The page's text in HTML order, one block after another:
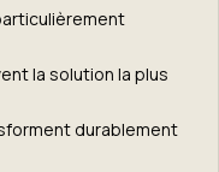
la solution la plus
durablement